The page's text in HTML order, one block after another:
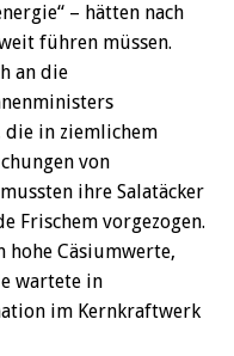
– hätten nach
führen müssen.
an die
die in ziemlichem
von
ihre Salatäcker
Frischem vorgezogen.
Cäsiumwerte,
wartete in
im Kernkraftwerk